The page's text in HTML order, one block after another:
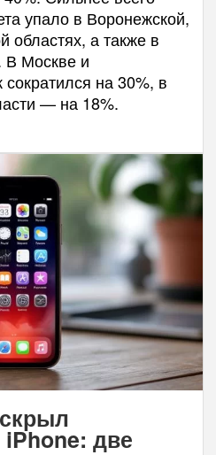
упало в Воронежской,
областях, а также в
В Москве и
на 30%, в
— на 18%.
две